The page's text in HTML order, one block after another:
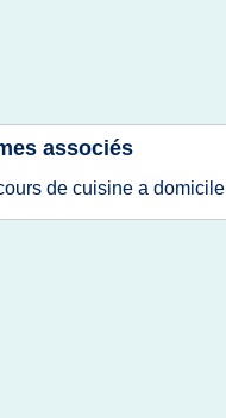
associés
de cuisine a domicile